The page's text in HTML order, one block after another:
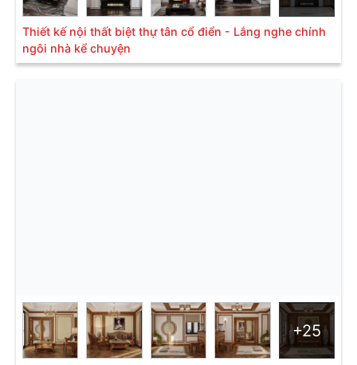
Thiết kế nội thất biệt thự tân cổ điển - Lắng nghe chính
ngôi nhà kể chuyện
+25